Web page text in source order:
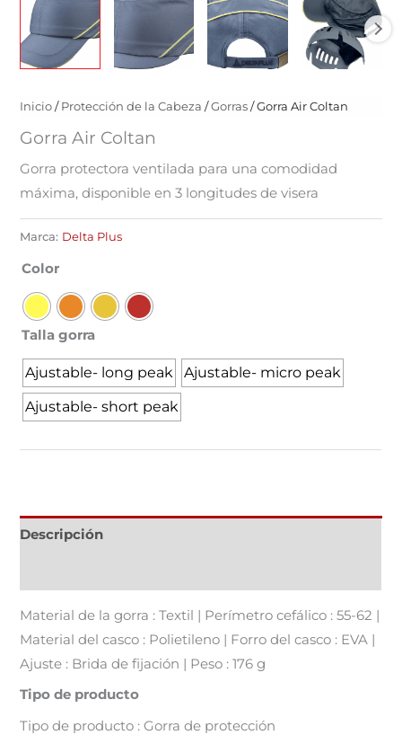
Inicio/Protección de la Cabeza /Gorras/ Gorra Air Coltan
Gorra Air Coltan
Gorra protectora ventilada para una comodidad
máxima, disponible en 3 longitudes de visera
Marca: Delta Plus
Color
Talla gorra
Ajustable- long peak
Ajustable- micro peak
Ajustable- short peak
Descripción
Material de la gorra : Textil | Perímetro cefálico : 55-62 |
Material del casco : Polietileno | Forro del casco : EVA |
Ajuste : Brida de fijación | Peso : 176 g
Tipo de producto
Tipo de producto : Gorra de protección